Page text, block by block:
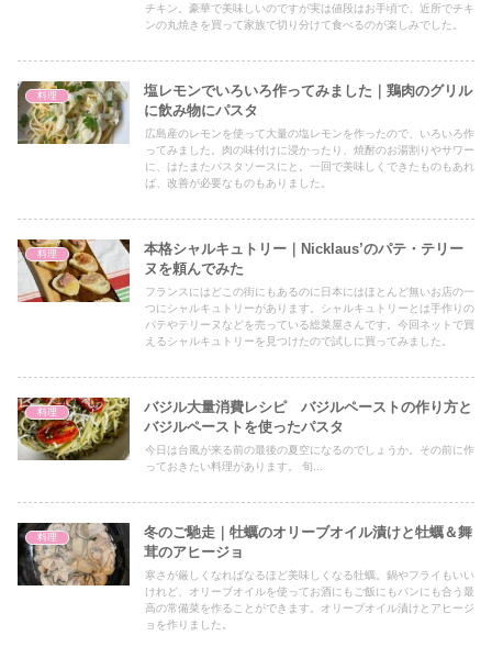
チキン。豪華で美味しいのですが実は値段はお手頃で、近所でチキ
ンの丸焼きを買って家族で切り分けて食べるのが楽しみでした。
料理
塩レモンでいろいろ作ってみました｜鶏肉のグリル
に飲み物にパスタ
広島産のレモンを使って大量の塩レモンを作ったので、いろいろ作
ってみました。肉の味付けに浸かったり、焼酎のお湯割りやサワー
に、はたまたパスタソースにと。一回で美味しくできたものもあれ
ば、改善が必要なものもありました。
料理
本格シャルキュトリー｜Nicklaus’のパテ・テリー
ヌを頼んでみた
フランスにはどこの街にもあるのに日本にはほとんど無いお店の一
つにシャルキュトリーがあります。シャルキュトリーとは手作りの
パテやテリーヌなどを売っている総菜屋さんです。今回ネットで買
えるシャルキュトリーを見つけたので試しに買ってみました。
料理
バジル大量消費レシピ バジルペーストの作り方と
バジルペーストを使ったパスタ
今日は台風が来る前の最後の夏空になるのでしょうか。その前に作
っておきたい料理があります。 旬...
料理
冬のご馳走｜牡蠣のオリーブオイル漬けと牡蠣＆舞
茸のアヒージョ
寒さが厳しくなればなるほど美味しくなる牡蠣。鍋やフライもいい
けれど、オリーブオイルを使ってお酒にもご飯にもパンにも合う最
高の常備菜を作ることができます。オリーブオイル漬けとアヒージ
ョを作りました。